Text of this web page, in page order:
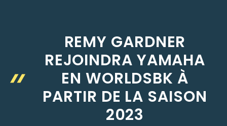
REMY GARDNER
REJOINDRA YAMAHA
EN WORLDSBK À
PARTIR DE LA SAISON
2023